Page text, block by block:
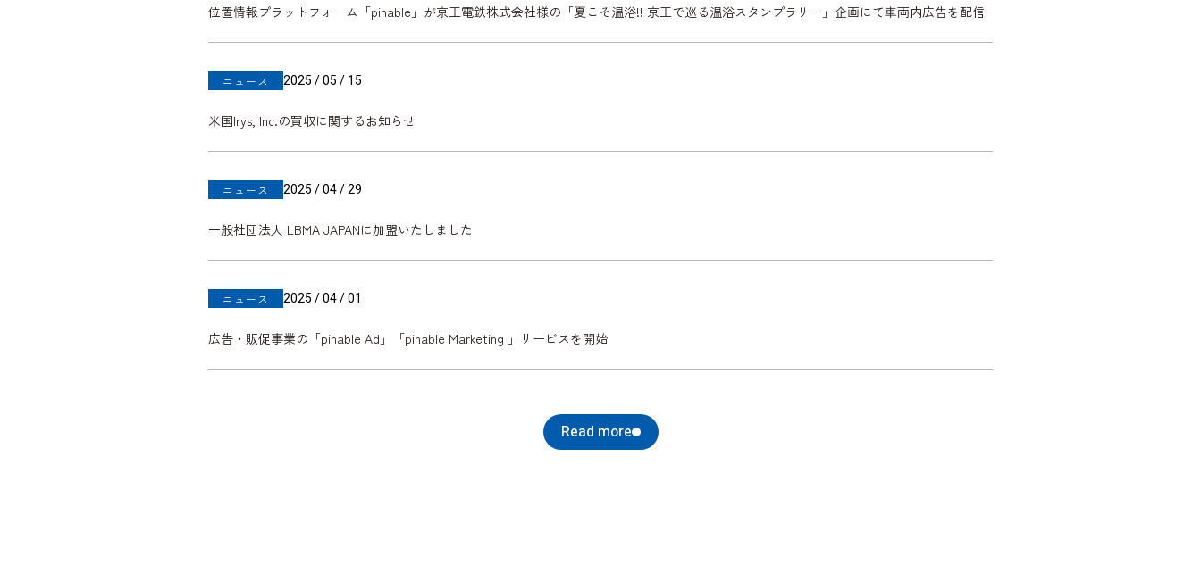
位置情報プラットフォーム「pinable」が京王電鉄株式会社様の「夏こそ温浴!! 京王で巡る温浴スタンプラリー」企画にて車両内広告を配信
ニュース 2025 / 05 / 15
米国Irys, Inc.の買収に関するお知らせ
ニュース 2025 / 04 / 29
一般社団法人 LBMA JAPANに加盟いたしました
ニュース 2025 / 04 / 01
広告・販促事業の「pinable Ad」「pinable Marketing 」サービスを開始
Read more